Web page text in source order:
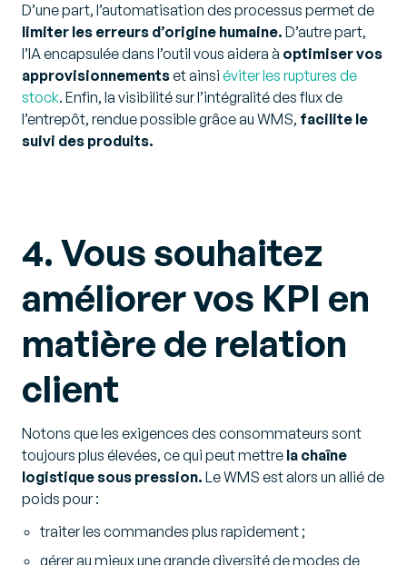
D’une part, l’automatisation des processus permet de
limiter les erreurs d’origine humaine. D’autre part,
l’IA encapsulée dans l’outil vous aidera à optimiser vos
approvisionnementset ainsi éviter les ruptures de
stock. Enfin, la visibilité sur l’intégralité des flux de
l’entrepôt, rendue possible grâce au WMS, facilite le
suivi des produits.
4. Vous souhaitez
améliorer vos KPI en
matière de relation
client
Notons que les exigences des consommateurs sont
toujours plus élevées, ce qui peut mettre la chaîne
logistique sous pression. Le WMS est alors un allié de
poids pour :
traiter les commandes plus rapidement ;
gérer au mieux une grande diversité de modes de